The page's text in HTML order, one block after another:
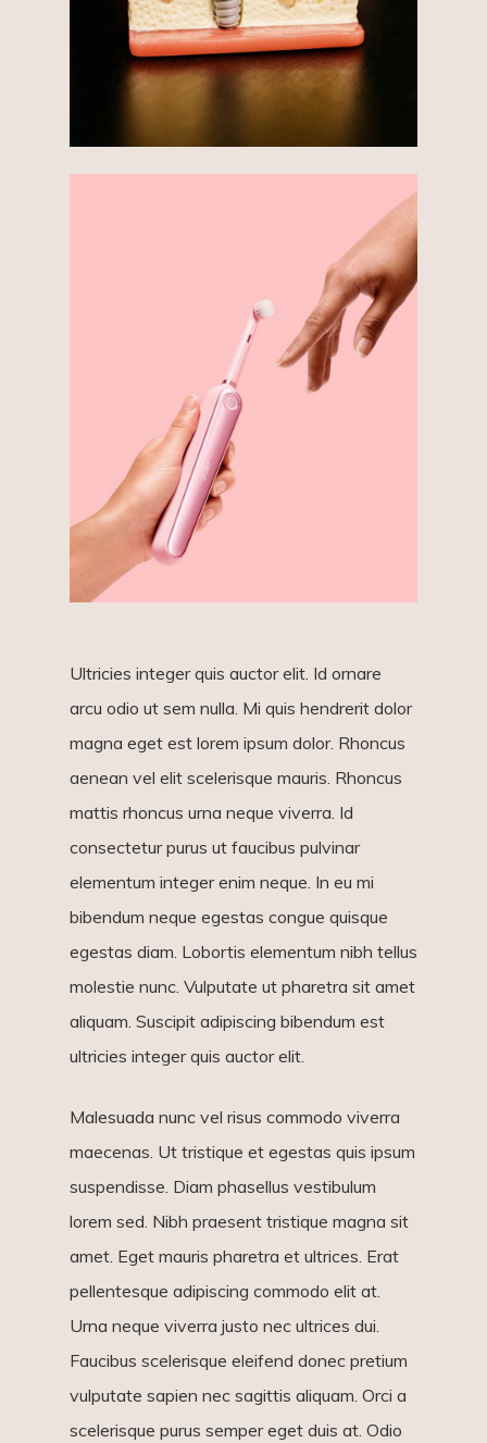
Ultricies integer quis auctor elit. Id ornare
arcu odio ut sem nulla. Mi quis hendrerit dolor
magna eget est lorem ipsum dolor. Rhoncus
aenean vel elit scelerisque mauris. Rhoncus
mattis rhoncus urna neque viverra. Id
consectetur purus ut faucibus pulvinar
elementum integer enim neque. In eu mi
bibendum neque egestas congue quisque
egestas diam. Lobortis elementum nibh tellus
molestie nunc. Vulputate ut pharetra sit amet
aliquam. Suscipit adipiscing bibendum est
ultricies integer quis auctor elit.
Malesuada nunc vel risus commodo viverra
maecenas. Ut tristique et egestas quis ipsum
suspendisse. Diam phasellus vestibulum
lorem sed. Nibh praesent tristique magna sit
amet. Eget mauris pharetra et ultrices. Erat
pellentesque adipiscing commodo elit at.
Urna neque viverra justo nec ultrices dui.
Faucibus scelerisque eleifend donec pretium
vulputate sapien nec sagittis aliquam. Orci a
scelerisque purus semper eget duis at. Odio